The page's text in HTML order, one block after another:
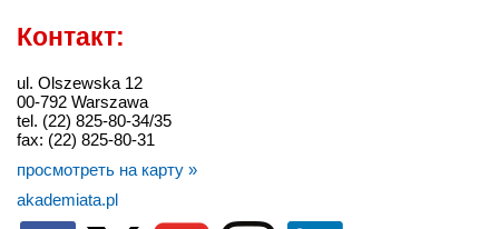
Контакт:
ul. Olszewska 12
00-792 Warszawa
tel. (22) 825-80-34/35
fax: (22) 825-80-31
просмотреть на карту »
akademiata.pl